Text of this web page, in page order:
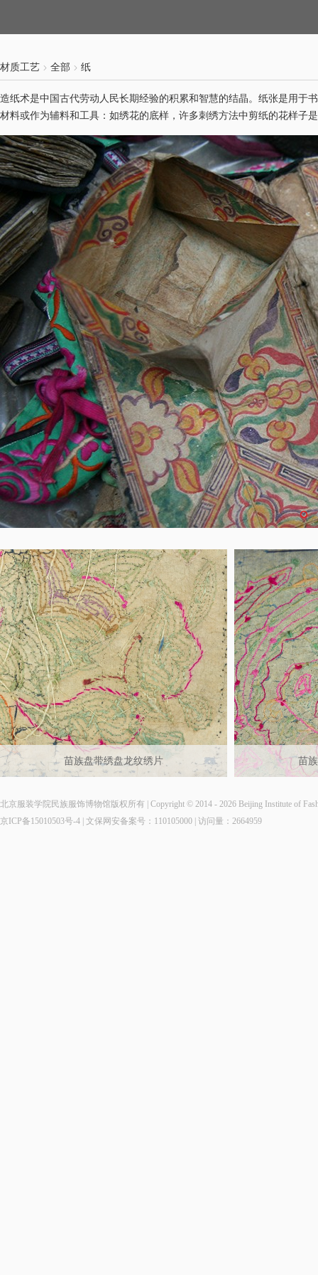
材质工艺 全部 纸
造纸术是中国古代劳动人民长期经验的积累和智慧的结晶。纸张是用于
材料或作为辅料和工具：如绣花的底样，许多刺绣方法中剪纸的花样子
苗族盘带绣盘龙纹绣片 苗
北京服装学院民族服饰博物馆版权所有 | Copyright © 2014 - 2026 Beijing Institute of
京ICP备15010503号-4 | 文保网安备案号：110105000 | 访问量： 2664959